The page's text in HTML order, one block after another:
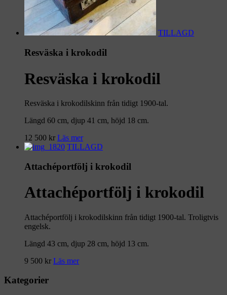
TILLAGD
Resväska i krokodil
Resväska i krokodil
Resväska i krokodilskinn från tidigt 1900-tal.
Längd 60 cm, djup 41 cm, höjd 18 cm.
12 500 kr Läs mer
TILLAGD
Attachéportfölj i krokodil
Attachéportfölj i krokodil
Attachéportfölj i krokodilskinn från tidigt 1900-tal. Troligtvis
engelsk.
Längd 43 cm, djup 28 cm, höjd 13 cm.
9 500 kr Läs mer
Kategorier